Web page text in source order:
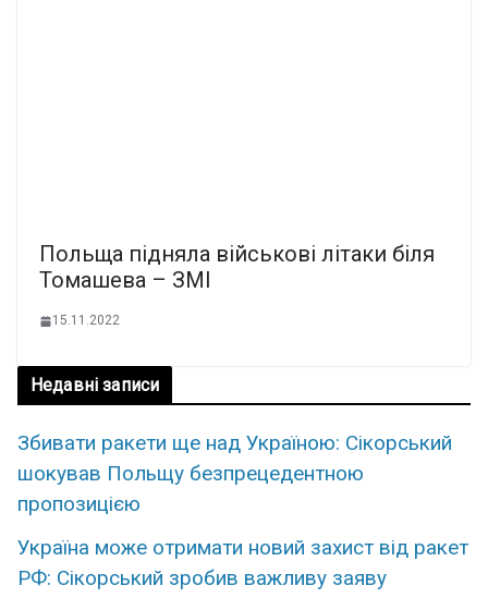
Польща підняла військові літаки біля
Томашева – ЗМІ
15.11.2022
Недавні записи
Збивати ракети ще над Україною: Сікорський
шокував Польщу безпрецедентною
пропозицією
Україна може отримати новий захист від ракет
РФ: Сікорський зробив важливу заяву